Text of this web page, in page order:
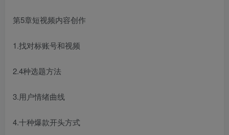
第5章短视频内容创作
1.找对标账号和视频
2.4种选题方法
3.用户情绪曲线
4.十种爆款开头方式